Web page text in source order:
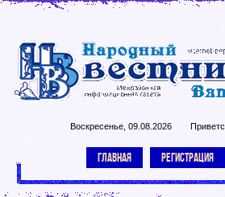
Воскресенье, 09.08.2026
ГЛАВНАЯ РЕГИСТРАЦИЯ